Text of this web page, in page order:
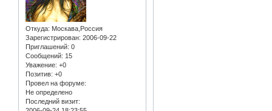
Откуда: Москава,Россия
Зарегистрирован: 2006-09-22
Приглашений: 0
Сообщений: 15
Уважение: +0
Позитив: +0
Провел на форуме:
Не определено
Последний визит: